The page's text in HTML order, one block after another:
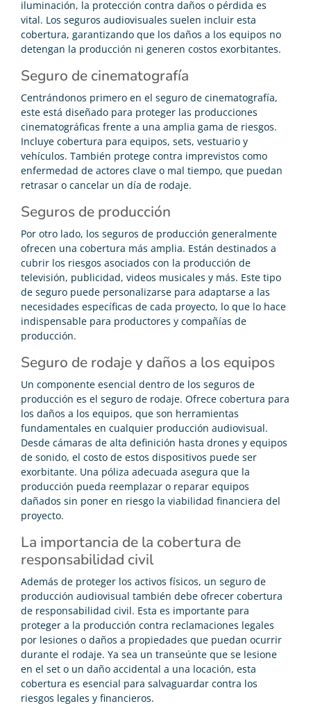
iluminación, la protección contra daños o pérdida es
vital. Los seguros audiovisuales suelen incluir esta
cobertura, garantizando que los daños a los equipos no
detengan la producción ni generen costos exorbitantes.
Seguro de cinematografía
Centrándonos primero en el seguro de cinematografía,
este está diseñado para proteger las producciones
cinematográficas frente a una amplia gama de riesgos.
Incluye cobertura para equipos, sets, vestuario y
vehículos. También protege contra imprevistos como
enfermedad de actores clave o mal tiempo, que puedan
retrasar o cancelar un día de rodaje.
Seguros de producción
Por otro lado, los seguros de producción generalmente
ofrecen una cobertura más amplia. Están destinados a
cubrir los riesgos asociados con la producción de
televisión, publicidad, videos musicales y más. Este tipo
de seguro puede personalizarse para adaptarse a las
necesidades específicas de cada proyecto, lo que lo hace
indispensable para productores y compañías de
producción.
Seguro de rodaje y daños a los equipos
Un componente esencial dentro de los seguros de
producción es el seguro de rodaje. Ofrece cobertura para
los daños a los equipos, que son herramientas
fundamentales en cualquier producción audiovisual.
Desde cámaras de alta definición hasta drones y equipos
de sonido, el costo de estos dispositivos puede ser
exorbitante. Una póliza adecuada asegura que la
producción pueda reemplazar o reparar equipos
dañados sin poner en riesgo la viabilidad financiera del
proyecto.
La importancia de la cobertura de
responsabilidad civil
Además de proteger los activos físicos, un seguro de
producción audiovisual también debe ofrecer cobertura
de responsabilidad civil. Esta es importante para
proteger a la producción contra reclamaciones legales
por lesiones o daños a propiedades que puedan ocurrir
durante el rodaje. Ya sea un transeúnte que se lesione
en el set o un daño accidental a una locación, esta
cobertura es esencial para salvaguardar contra los
riesgos legales y financieros.